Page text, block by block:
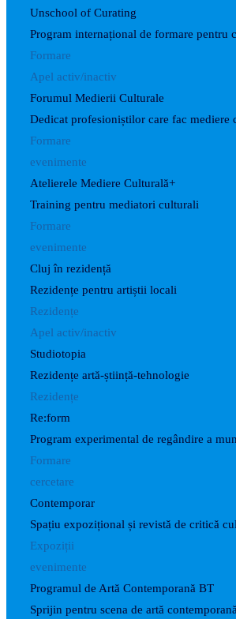
Unschool of Curating
Program internațional de formare pentru
Formare
Apel activ/inactiv
Forumul Medierii Culturale
Dedicat profesioniștilor care fac mediere
Formare
evenimente
Atelierele Mediere Culturală+
Training pentru mediatori culturali
Formare
evenimente
Cluj în rezidență
Rezidențe pentru artiștii locali
Rezidențe
Apel activ/inactiv
Studiotopia
Rezidențe artă-știință-tehnologie
Rezidențe
Re:form
Program experimental de regândire a
Formare
cercetare
Contemporar
Spațiu expozițional și revistă de critică
Expoziții
evenimente
Programul de Artă Contemporană BT
Sprijin pentru scena de artă